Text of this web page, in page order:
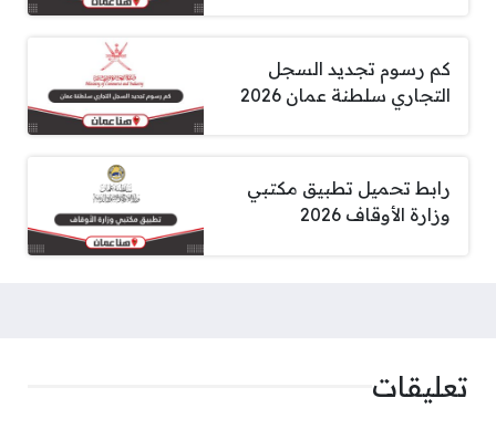
كم رسوم تجديد السجل
التجاري سلطنة عمان 2026
رابط تحميل تطبيق مكتبي
وزارة الأوقاف 2026
تعليقات